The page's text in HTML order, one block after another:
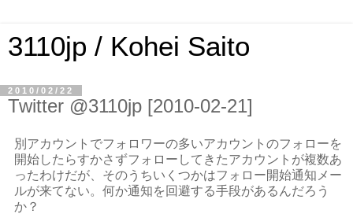
3110jp / Kohei Saito
2010/02/22
Twitter @3110jp [2010-02-21]
別アカウントでフォロワーの多いアカウントのフォローを
開始したらすかさずフォローしてきたアカウントが複数あ
ったわけだが、そのうちいくつかはフォロー開始通知メー
ルが来てない。何か通知を回避する手段があるんだろう
か？